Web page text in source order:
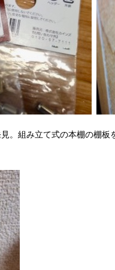
。組み立て式の本棚の棚